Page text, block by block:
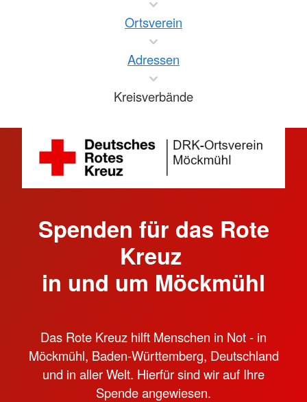
Ortsverein
Adressen
Kreisverbände
Spenden für das Rote
Kreuz
in und um Möckmühl
Das Rote Kreuz hilft Menschen in Not - in
Möckmühl, Baden-Württemberg, Deutschland
und in aller Welt. Hierfür sind wir auf Ihre
Spende angewiesen.